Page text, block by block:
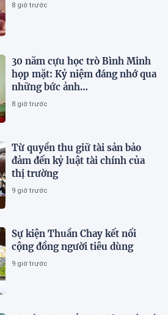
8 giờ trước
30 năm cựu học trò Bình Minh
họp mặt: Kỷ niệm đáng nhớ qua
những bức ảnh…
8 giờ trước
Từ quyền thu giữ tài sản bảo
đảm đến kỷ luật tài chính của
thị trường
9 giờ trước
Sự kiện Thuần Chay kết nối
cộng đồng người tiêu dùng
9 giờ trước